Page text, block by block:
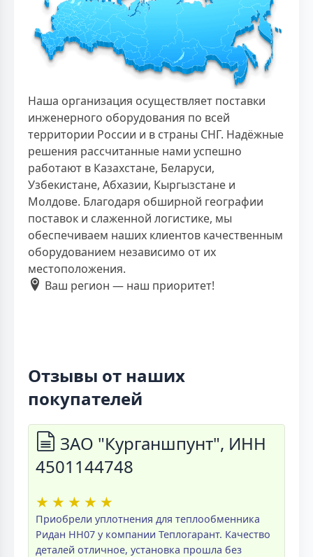
Наша организация осуществляет поставки
инженерного оборудования по всей
территории России и в страны СНГ. Надёжные
решения рассчитанные нами успешно
работают в Казахстане, Беларуси,
Узбекистане, Абхазии, Кыргызстане и
Молдове. Благодаря обширной географии
поставок и слаженной логистике, мы
обеспечиваем наших клиентов качественным
оборудованием независимо от их
местоположения.
Ваш регион — наш приоритет!
Отзывы от наших
покупателей
ЗАО "Курганшпунт", ИНН
4501144748
★ ★ ★ ★ ★
Приобрели уплотнения для теплообменника
Ридан НН07 у компании Теплогарант. Качество
деталей отличное, установка прошла без